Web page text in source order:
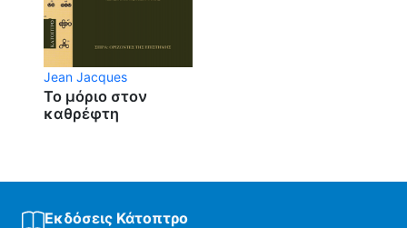
Jean Jacques
Το μόριο στον
καθρέφτη
Εκδόσεις Κάτοπτρο